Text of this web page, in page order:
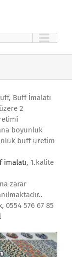
Buff İmalatı
2
boyunluk
buff üretim
imalatı, 1.kalite
zarar
0554 576 67 85